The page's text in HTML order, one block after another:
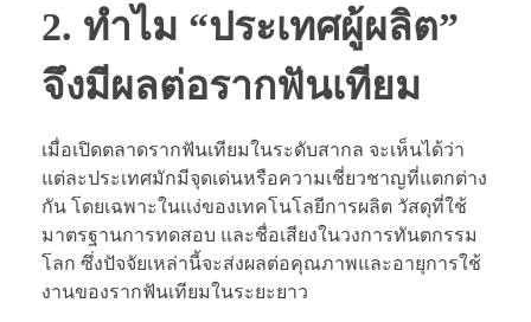
2. ทำไม “ประเทศผู้ผลิต”
จึงมีผลต่อรากฟันเทียม
เมื่อเปิดตลาดรากฟันเทียมในระดับสากล จะเห็นได้ว่า
แต่ละประเทศมักมีจุดเด่นหรือความเชี่ยวชาญที่แตกต่าง
กัน โดยเฉพาะในแง่ของเทคโนโลยีการผลิต วัสดุที่ใช้
มาตรฐานการทดสอบ และชื่อเสียงในวงการทันตกรรม
โลก ซึ่งปัจจัยเหล่านี้จะส่งผลต่อคุณภาพและอายุการใช้
งานของรากฟันเทียมในระยะยาว